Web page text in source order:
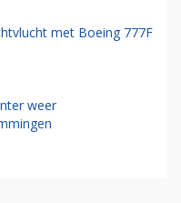
met Boeing 777F
weer